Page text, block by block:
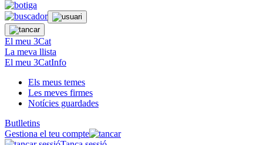
El meu 3Cat
La meva llista
El meu 3CatInfo
Els meus temes
Les meves firmes
Notícies guardades
Butlletins
Gestiona el teu compte